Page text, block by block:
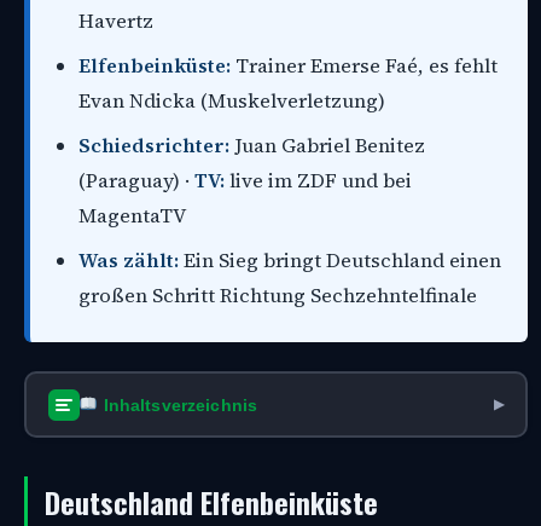
Havertz
Elfenbeinküste: Trainer Emerse Faé, es fehlt
Evan Ndicka (Muskelverletzung)
Schiedsrichter:Juan Gabriel Benitez
(Paraguay) · TV:live im ZDF und bei
MagentaTV
Was zählt:Ein Sieg bringt Deutschland einen
großen Schritt Richtung Sechzehntelfinale
Inhaltsverzeichnis ▶
Deutschland Elfenbeinküste